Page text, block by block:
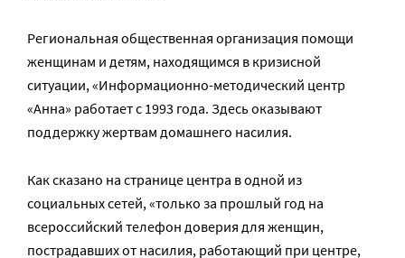
Региональная общественная организация помощи
женщинам и детям, находящимся в кризисной
ситуации, «Информационно-методический центр
«Анна» работает с 1993 года. Здесь оказывают
поддержку жертвам домашнего насилия.
Как сказано на странице центра в одной из
социальных сетей, «только за прошлый год на
всероссийский телефон доверия для женщин,
пострадавших от насилия, работающий при центре,